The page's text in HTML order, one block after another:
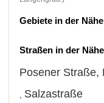
Gebiete in der Nähe
Straßen in der Nähe
Posener Straße,
Salzastraße